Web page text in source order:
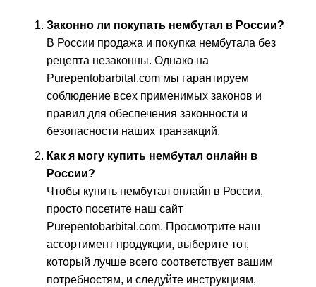
Законно ли покупать нембутал в России?
В России продажа и покупка нембутала без
рецепта незаконны. Однако на
Purepentobarbital.com мы гарантируем
соблюдение всех применимых законов и
правил для обеспечения законности и
безопасности наших транзакций.
Как я могу купить нембутал онлайн в
России?
Чтобы купить нембутал онлайн в России,
просто посетите наш сайт
Purepentobarbital.com. Просмотрите наш
ассортимент продукции, выберите тот,
который лучше всего соответствует вашим
потребностям, и следуйте инструкциям,